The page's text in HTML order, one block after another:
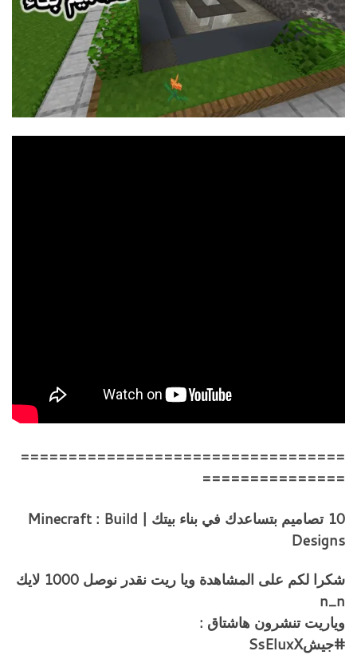
==================================
===============
10 تصاميم بتساعدك في بناء بيتك | Minecraft : Build
Designs
شكرا لكم على المشاهدة ويا ريت نقدر نوصل 1000 لايك
n_n
وياريت تنشرون هاشتاق :
#جيشSsEluxX